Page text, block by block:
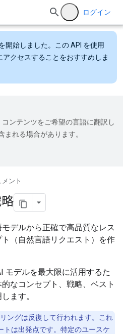
ログイン
開始しました。この API を使用
クセスすることをおすすめしま
ンテンツをご希望の言語に翻訳し
まれる場合があります。
メント
デルから正確で高品質なレス
（自然言語リクエスト）を作
モデルを最大限に活用するた
なコンセプト、戦略、ベスト
ます。
ングは反復して行われます。これ
トは出発点です。特定のユースケ